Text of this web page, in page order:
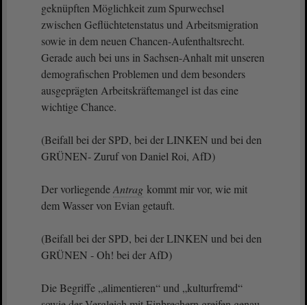
geknüpften Möglichkeit zum Spurwechsel
zwischen Geflüchtetenstatus und Arbeitsmigration
sowie in dem neuen Chancen-Aufenthaltsrecht.
Gerade auch bei uns in Sachsen-Anhalt mit unseren
demografischen Problemen und dem besonders
ausgeprägten Arbeitskräftemangel ist das eine
wichtige Chance.
(Beifall bei der SPD, bei der LINKEN und bei den
GRÜNEN- Zuruf von Daniel Roi, AfD)
Der vorliegendeAntrag kommt mir vor, wie mit
dem Wasser von Evian getauft.
(Beifall bei der SPD, bei der LINKEN und bei den
GRÜNEN - Oh! bei der AfD)
Die Begriffe „alimentieren“ und „kulturfremd“